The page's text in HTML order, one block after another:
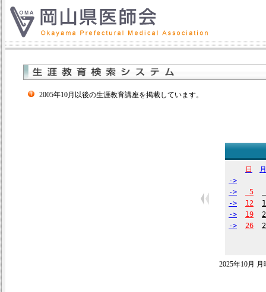
2005年10月以後の生涯教育講座を掲載しています。
日
月
->
->
5
->
12
->
19
->
26
2025年10月